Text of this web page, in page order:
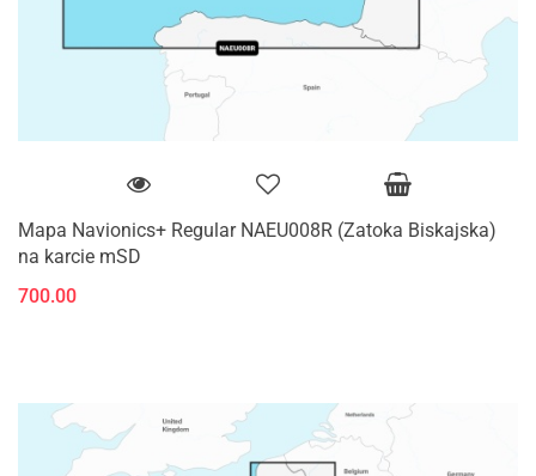
Mapa Navionics+ Regular NAEU008R (Zatoka Biskajska)
na karcie mSD
700.00